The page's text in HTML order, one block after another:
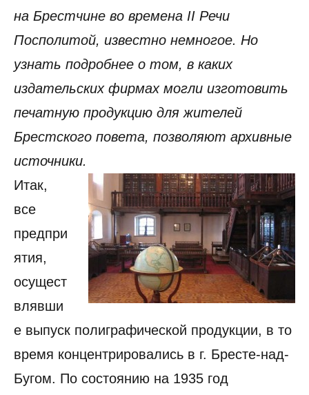
на Брестчине во времена II Речи
Посполитой, известно немногое. Но
узнать подробнее о том, в каких
издательских фирмах могли изготовить
печатную продукцию для жителей
Брестского повета, позволяют архивные
источники.
Итак,
все
предпри
ятия,
осущест
влявши
е выпуск полиграфической продукции, в то
время концентрировались в г. Бресте-над-
Бугом. По состоянию на 1935 год